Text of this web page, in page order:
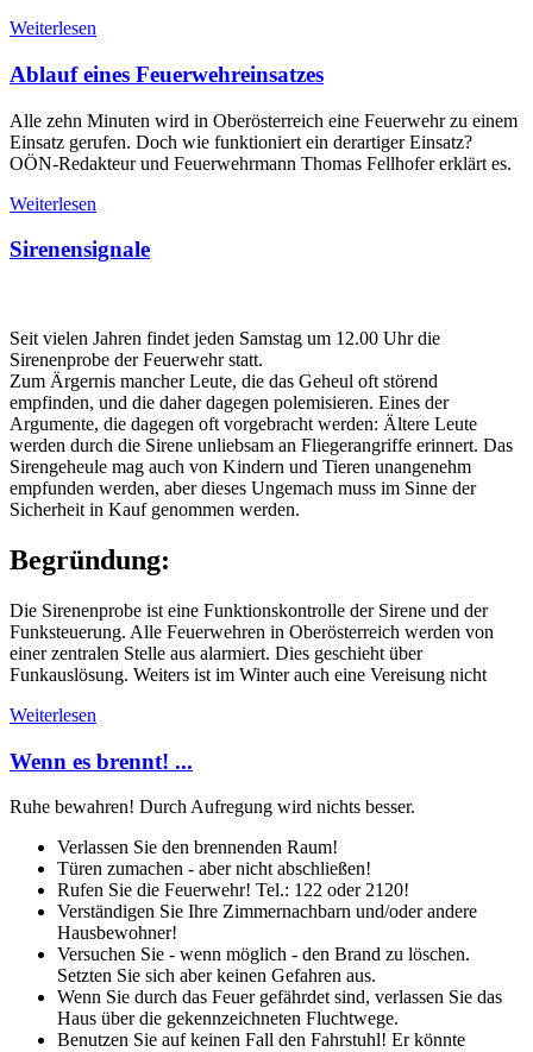
Weiterlesen
Ablauf eines Feuerwehreinsatzes
Alle zehn Minuten wird in Oberösterreich eine Feuerwehr zu einem
Einsatz gerufen. Doch wie funktioniert ein derartiger Einsatz?
OÖN-Redakteur und Feuerwehrmann Thomas Fellhofer erklärt es.
Weiterlesen
Sirenensignale
Seit vielen Jahren findet jeden Samstag um 12.00 Uhr die
Sirenenprobe der Feuerwehr statt.
Zum Ärgernis mancher Leute, die das Geheul oft störend
empfinden, und die daher dagegen polemisieren. Eines der
Argumente, die dagegen oft vorgebracht werden: Ältere Leute
werden durch die Sirene unliebsam an Fliegerangriffe erinnert. Das
Sirengeheule mag auch von Kindern und Tieren unangenehm
empfunden werden, aber dieses Ungemach muss im Sinne der
Sicherheit in Kauf genommen werden.
Begründung:
Die Sirenenprobe ist eine Funktionskontrolle der Sirene und der
Funksteuerung. Alle Feuerwehren in Oberösterreich werden von
einer zentralen Stelle aus alarmiert. Dies geschieht über
Funkauslösung. Weiters ist im Winter auch eine Vereisung nicht
Weiterlesen
Wenn es brennt! ...
Ruhe bewahren! Durch Aufregung wird nichts besser.
Verlassen Sie den brennenden Raum!
Türen zumachen - aber nicht abschließen!
Rufen Sie die Feuerwehr! Tel.: 122 oder 2120!
Verständigen Sie Ihre Zimmernachbarn und/oder andere
Hausbewohner!
Versuchen Sie - wenn möglich - den Brand zu löschen.
Setzten Sie sich aber keinen Gefahren aus.
Wenn Sie durch das Feuer gefährdet sind, verlassen Sie das
Haus über die gekennzeichneten Fluchtwege.
Benutzen Sie auf keinen Fall den Fahrstuhl! Er könnte